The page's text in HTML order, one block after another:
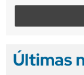
Últimas